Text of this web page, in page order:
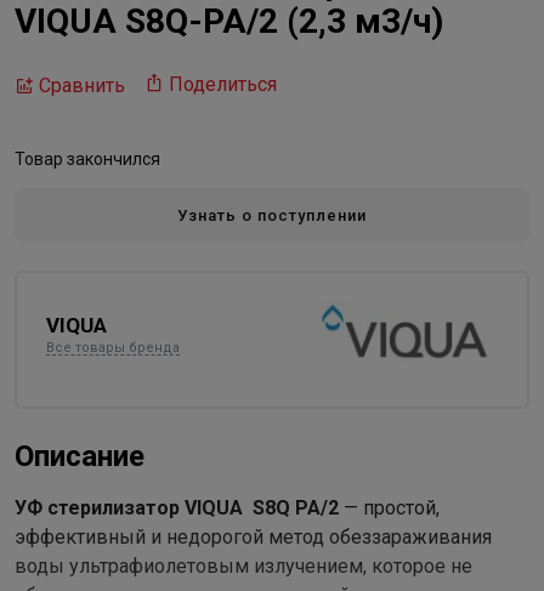
VIQUA S8Q-PA/2 (2,3 м3/ч)
Сравнить Поделиться
Товар закончился
Узнать о поступлении
VIQUA
Все товары бренда
Описание
УФ стерилизатор VIQUA S8Q PA/2 — простой,
эффективный и недорогой метод обеззараживания
воды ультрафиолетовым излучением, которое не